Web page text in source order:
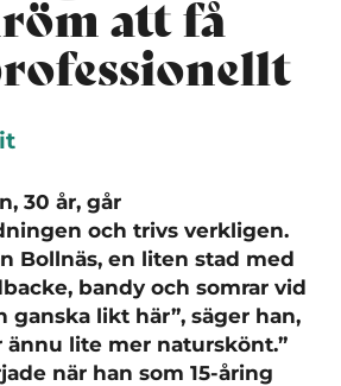
att få
30 år, går
och trivs verkligen.
Bollnäs, en liten stad med
bandy och somrar vid
ganska likt här”, säger han,
ännu lite mer naturskönt.”
när han som 15-åring